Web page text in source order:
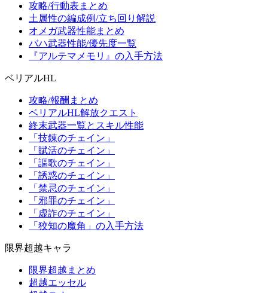
攻略/行動表まとめ
土属性の編成例/立ち回り解説
オメガ武器性能まとめ
バハ武器性能/優先度一覧
『アルテマメモリ』の入手方法
ベリアルHL
攻略/報酬まとめ
ベリアルHL解放クエスト
終末武器一覧とスキル性能
「技錬のチェイン」
「賦活のチェイン」
「謳歌のチェイン」
「誘惑のチェイン」
「禁忌のチェイン」
「邪罪のチェイン」
「虚詐のチェイン」
「狡知の魔角」の入手方法
限界超越キャラ
限界超越まとめ
超越エッセル